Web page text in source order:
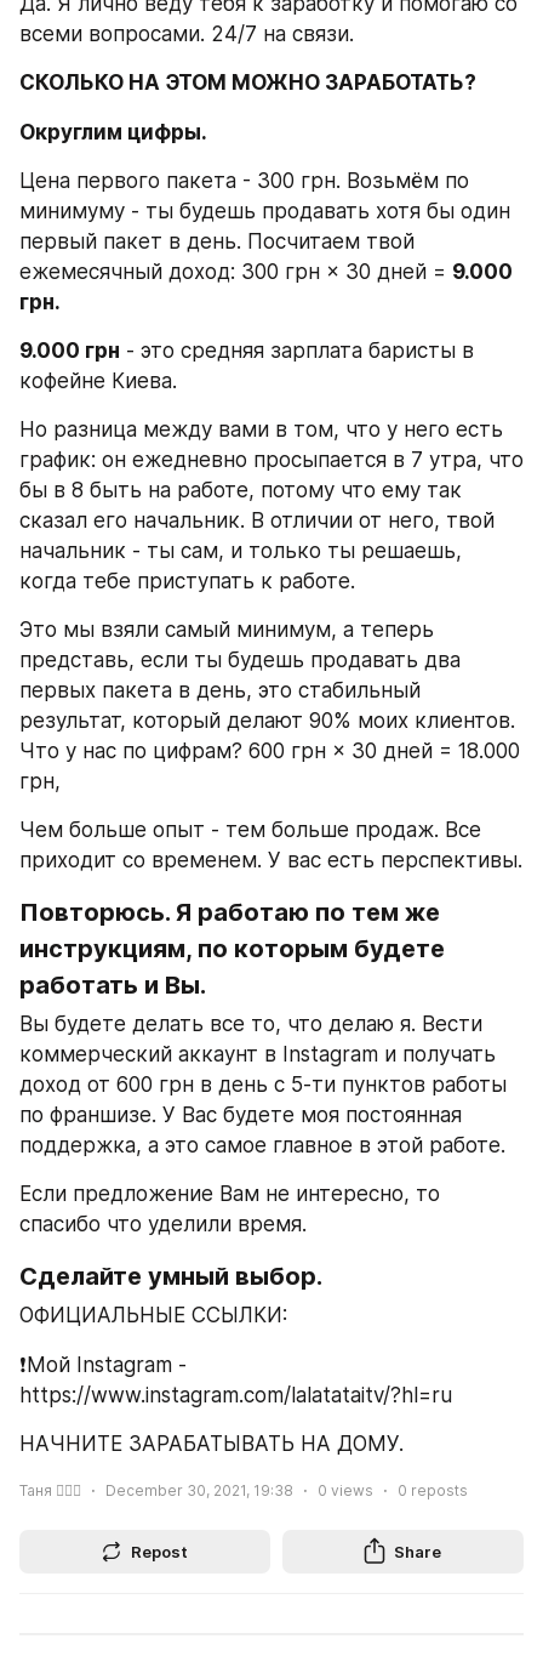
всеми вопросами. 24/7 на связи.
СКОЛЬКО НА ЭТОМ МОЖНО ЗАРАБОТАТЬ?
Округлим цифры.
Цена первого пакета - 300 грн. Возьмём по
минимуму - ты будешь продавать хотя бы один
первый пакет в день. Посчитаем твой
ежемесячный доход: 300 грн × 30 дней = 9.000
грн.
9.000 грн - это средняя зарплата баристы в
кофейне Киева.
Но разница между вами в том, что у него есть
график: он ежедневно просыпается в 7 утра, что
бы в 8 быть на работе, потому что ему так
сказал его начальник. В отличии от него, твой
начальник - ты сам, и только ты решаешь,
когда тебе приступать к работе.
Это мы взяли самый минимум, а теперь
представь, если ты будешь продавать два
первых пакета в день, это стабильный
результат, который делают 90% моих клиентов.
Что у нас по цифрам? 600 грн × 30 дней = 18.000
грн,
Чем больше опыт - тем больше продаж. Все
приходит со временем. У вас есть перспективы.
Повторюсь. Я работаю по тем же
инструкциям, по которым будете
работать и Вы.
Вы будете делать все то, что делаю я. Вести
коммерческий аккаунт в Instagram и получать
доход от 600 грн в день с 5-ти пунктов работы
по франшизе. У Вас будете моя постоянная
поддержка, а это самое главное в этой работе.
Если предложение Вам не интересно, то
спасибо что уделили время.
Сделайте умный выбор.
ОФИЦИАЛЬНЫЕ ССЫЛКИ:
❗️Мой Instagram -
https://www.instagram.com/lalatataitv/?hl=ru
НАЧНИТЕ ЗАРАБАТЫВАТЬ НА ДОМУ.
Таня 🙋🏼‍♀️ December 30, 2021, 19:38 0 views 0 reposts
Repost Share